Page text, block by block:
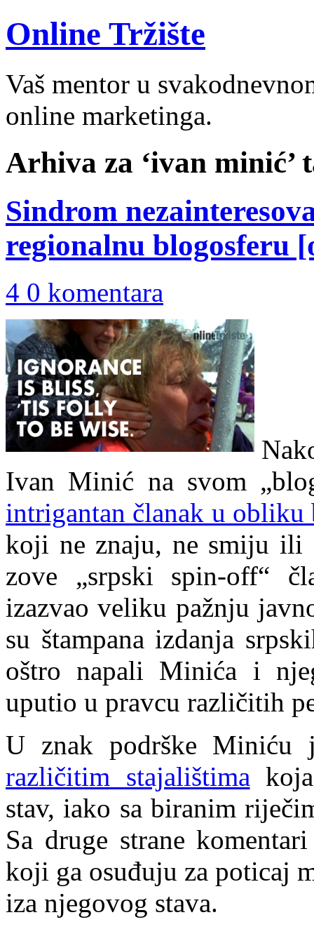
Online Tržište
Vaš mentor u
online marketinga.
Arhiva za ‘ivan minić’
Sindrom
regionalnu blogosferu
4 0 komentara
Ivan Minić na svom
intrigantan članak u
koji ne znaju, ne smiju ili
zove „srpski spin-off“
izazvao veliku pažnju
su štampana izdanja
oštro napali Minića i
uputio u pravcu različitih
U znak podrške
različitim stajalištima
stav, iako sa biranim
Sa druge strane
koji ga osuđuju za poticaj
iza njegovog stava.